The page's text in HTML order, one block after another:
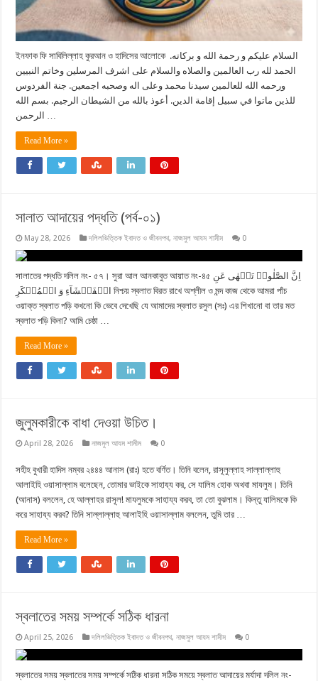
ইনফাক ফি সাবিলিল্লাহ কুরআন ও হাদিসের আলোকে السلام عليكم و رحمة الله و بركاته.
الحمد لله رب العالمين والصلاه والسلام على اشرف المرسلين وخاتم النبيين
ورحمه الله للعالمين سيدنا محمد وعلى اله وصحبه اجمعين. جنة الفردوس
للذين ماتوا في سبيل إقامة الدين. أعوذ بالله من الشيطان الرجيم. بسم الله
Read More »
সালাত আদায়ের পদ্ধতি (পর্ব-০১)
May 28, 2026 দলিলভিত্তিক ইবাদত ও জীবনপথ,নাজমুল আযম শামীম 0
সালাতের পদ্ধতি দলিল নং- ৫৭। সুরা আল আনকাবুত আয়াত নং-৪৫ اِنَّ الصَّلٰوۃَ تَنۡهٰی عَنِ
الۡفَحۡشَآءِ وَ الۡمُنۡكَرِ নিশ্চয় স্বলাত বিরত রাখে অশ্লীল ও মন্দ কাজ থেকে আমরা পাঁচ
ওয়াক্ত স্বলাত পড়ি কখনো কি ভেবে দেখেছি যে আমাদের স্বলাত রসুল (সঃ) এর শিখানো বা তার মত
স্বলাত পড়ি কিনা? আমি চেষ্ঠা …
Read More »
জুলুমকারীকে বাধা দেওয়া উচিত।
April 28, 2026 নাজমুল আযম শামীম 0
সহীহ বুখারী হাদিস নম্বর ২৪৪৪ আনাস (রাঃ) হতে বর্ণিত। তিনি বলেন, রাসূলুল্লাহ সাল্লাল্লাহু
আলাইহি ওয়াসাল্লাম বলেছেন, তোমার ভাইকে সাহায্য কর, সে যালিম হোক অথবা মাযলুম। তিনি
(আনাস) বললেন, হে আল্লাহর রাসূল! মাযলুমকে সাহায্য করব, তা তো বুঝলাম। কিন্তু যালিমকে কি
করে সাহায্য করব? তিনি সাল্লাল্লাহু আলাইহি ওয়াসাল্লাম বললেন, তুমি তার …
Read More »
স্বলাতের সময় সম্পর্কে সঠিক ধারনা
April 25, 2026 দলিলভিত্তিক ইবাদত ও জীবনপথ,নাজমুল আযম শামীম 0
স্বলাতের সময় স্বলাতের সময় সম্পর্কে সঠিক ধারনা সঠিক সময়ে স্বলাত আদায়ের মর্যাদা দলিল নং-